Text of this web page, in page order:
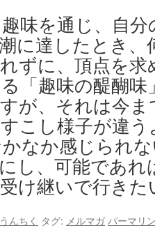
味を通じ、自
潮に達したとき
ずに、頂点を
「趣味の醍醐味
が、それは今
こし様子が違
なか感じられ
にし、可能であ
け継いで行き
んちく タグ: メルマガ パーマリ